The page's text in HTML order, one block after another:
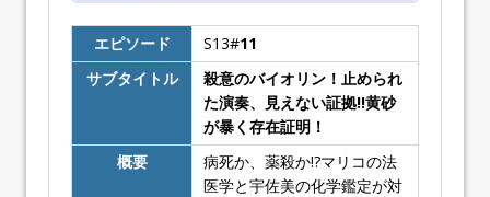
エピソード S13#11
サブタイトル
殺意のバイオリン！止められ
た演奏、見えない証拠!!黄砂
が暴く存在証明！
概要
病死か、薬殺か!?マリコの法
医学と宇佐美の化学鑑定が対